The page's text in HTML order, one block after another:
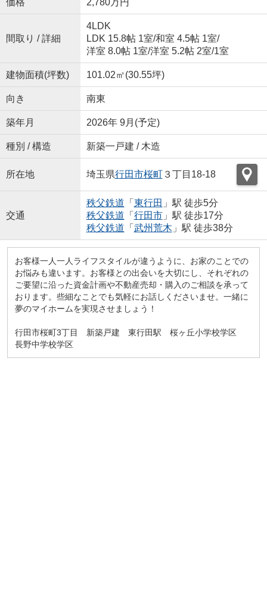
間取り / 詳細
4LDK
LDK 15.8帖 1室/和室 4.5帖 1室/
洋室 8.0帖 1室/洋室 5.2帖 2室/1室
建物面積(坪数) 101.02㎡(30.55坪)
向き 南東
築年月 2026年 9月(予定)
種別 / 構造 新築一戸建 / 木造
所在地 埼玉県行田市桜町３丁目18-18
交通
秩父鉄道 「 東行田 」駅 徒歩5分
秩父鉄道 「 行田市」駅 徒歩17分
秩父鉄道 「 武州荒木 」駅 徒歩38分
お客様一人一人ライフスタイルが違うように、お家のことでの
お悩みも違います。お客様との出会いを大切にし、それぞれの
ご要望に沿った資金計画や不動産売却・購入のご相談を承って
おります。些細なことでも気軽にお話しくださいませ。一緒に
夢のマイホームを実現させましょう！
行田市桜町3丁目 新築戸建 東行田駅 桜ヶ丘小学校学区
長野中学校学区